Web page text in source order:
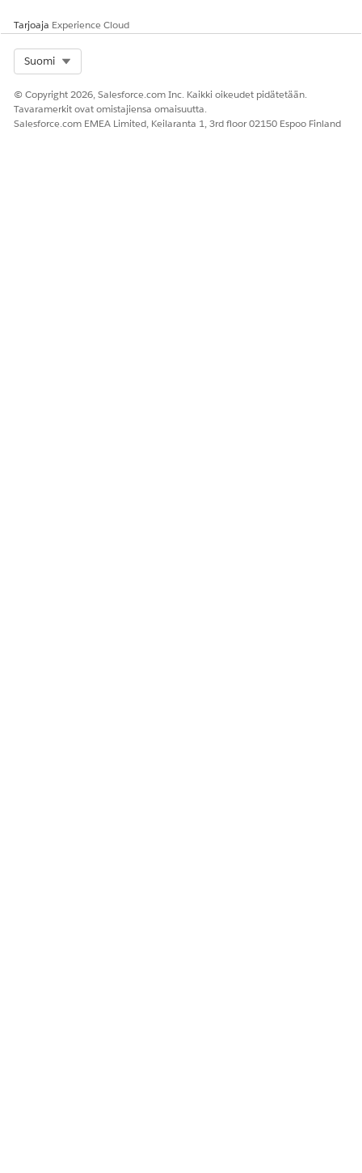
Tarjoaja Experience Cloud
Suomi
© Copyright 2026, Salesforce.com Inc. Kaikki oikeudet pidätetään.
Tavaramerkit ovat omistajiensa omaisuutta.
Salesforce.com EMEA Limited, Keilaranta 1, 3rd floor 02150 Espoo Finland